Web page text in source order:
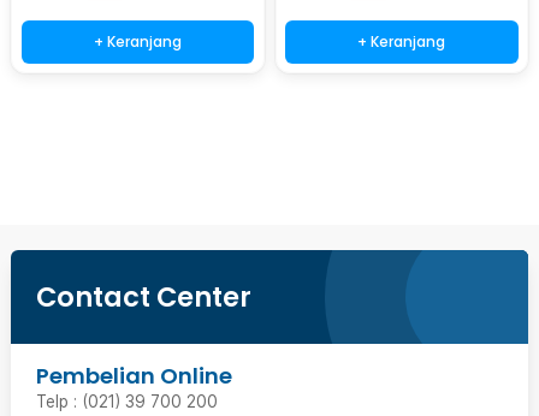
+ Keranjang + Keranjang
Contact Center
Pembelian Online
Telp : (021) 39 700 200